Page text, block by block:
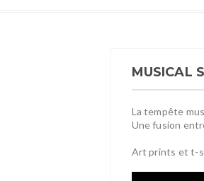
MUSICAL
La tempête
Une fusion
Art prints et t-